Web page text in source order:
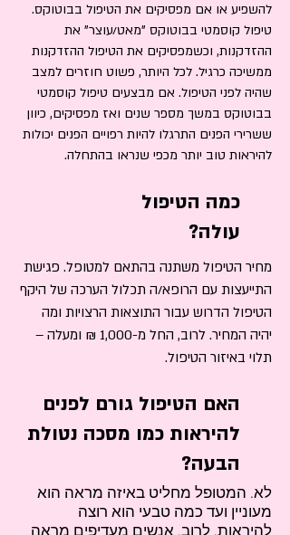
להשפיע או אם מפסיקים את הטיפול בבוטוקס.
טיפול קוסמטי בבוטוקס "מאט/עוצר" את
ההזדקנות, וכשמפסיקים את הטיפול ההזדקנות
ממשיכה כרגיל. לכל היותר, פשוט חוזרים למצב
שהיה לפני הטיפול. אם מבצעים טיפול קוסמטי
בבוטוקס במשך מספר שנים ואז מפסיקים, כיוון
ששרירי הפנים התרגלו להיות רפויים הפנים יכולות
להיראות טוב יותר מכפי שנראו בהתחלה.
כמה הטיפול
עולה?​
מחיר הטיפול משתנה בהתאם למטופל. פגישת
התייעצות עם הרופא/ה תכלול הערכה של היקף
הטיפול הדרוש עבור התוצאות הרצויות ומה
יהיה המחיר. לרוב, החל מ-1,000 ₪ ומעלה –
תלוי באיזור הטיפול.
האם הטיפול גורם לפנים
להיראות כמו מסכה נטולת
הבעה?
לא. המטופל מחליט באיזה מראה הוא
מעוניין ועד כמה טבעי הוא רוצה